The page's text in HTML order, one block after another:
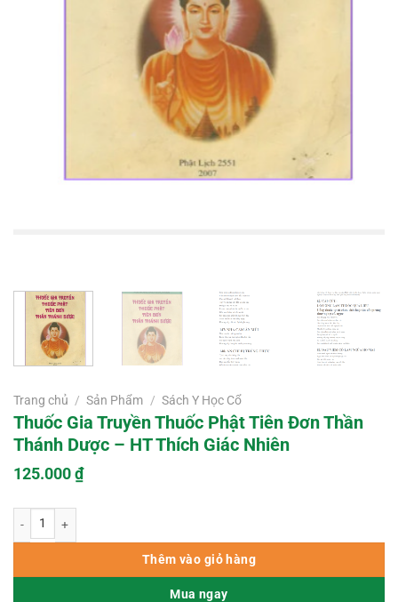
Trang chủ / Sản Phẩm / Sách Y Học Cổ
Thuốc Gia Truyền Thuốc Phật Tiên Đơn Thần
Thánh Dược – HT Thích Giác Nhiên
125.000₫
Thêm vào giỏ hàng
Mua ngay